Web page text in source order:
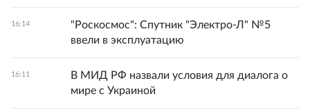
16:14
"Роскосмос": Спутник "Электро-Л" №5
ввели в эксплуатацию
16:11
В МИД РФ назвали условия для диалога о
мире с Украиной